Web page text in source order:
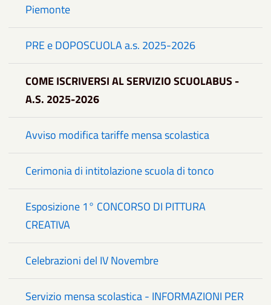
Piemonte
PRE e DOPOSCUOLA a.s. 2025-2026
COME ISCRIVERSI AL SERVIZIO SCUOLABUS -
A.S. 2025-2026
Avviso modifica tariffe mensa scolastica
Cerimonia di intitolazione scuola di tonco
Esposizione 1° CONCORSO DI PITTURA
CREATIVA
Celebrazioni del IV Novembre
Servizio mensa scolastica - INFORMAZIONI PER